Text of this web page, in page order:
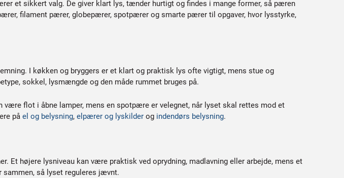
et sikkert valg. De giver klart lys, tænder hurtigt og findes i mange former, så pæren
filament pærer, globepærer, spotpærer og smarte pærer til opgaver, hvor lysstyrke,
I køkken og bryggers er et klart og praktisk lys ofte vigtigt, mens stue og
sokkel, lysmængde og den måde rummet bruges på.
flot i åbne lamper, mens en spotpære er velegnet, når lyset skal rettes mod et
på el og belysning, elpærer og lyskilder og indendørs belysning.
Et højere lysniveau kan være praktisk ved oprydning, madlavning eller arbejde, mens et
sammen, så lyset reguleres jævnt.